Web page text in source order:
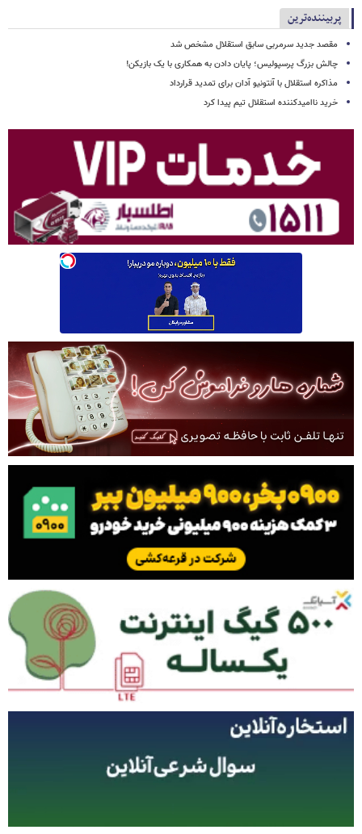
پربیننده‌ترین
مقصد جدید سرمربی سابق استقلال مشخص شد
چالش بزرگ پرسپولیس؛ پایان دادن به همکاری با یک بازیکن!
مذاکره استقلال با آنتونیو آدان برای تمدید قرارداد
خرید ناامیدکننده استقلال تیم پیدا کرد